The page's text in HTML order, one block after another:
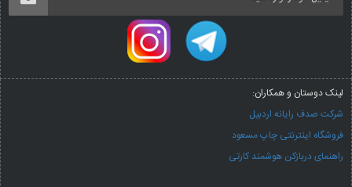
لینک دوستان و همکاران:
شرکت صدف رایانه اردبیل
فروشگاه اینترنتی چاپ مسعود
راهنمای دربازکن هوشمند کارتی